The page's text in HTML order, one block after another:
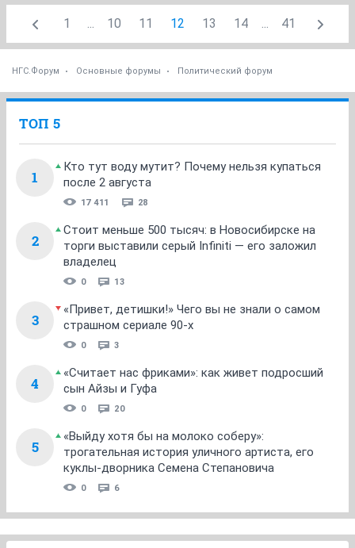
1 ... 10 11 12 13 14 ... 41
НГС.Форум Основные форумы Политический форум
ТОП 5
1
Кто тут воду мутит? Почему нельзя купаться
после 2 августа
17 411 28
2
Стоит меньше 500 тысяч: в Новосибирске на
торги выставили серый Infiniti — его заложил
владелец
0 13
3
«Привет, детишки!» Чего вы не знали о самом
страшном сериале 90-х
0 3
4
«Считает нас фриками»: как живет подросший
сын Айзы и Гуфа
0 20
5
«Выйду хотя бы на молоко соберу»:
трогательная история уличного артиста, его
куклы-дворника Семена Степановича
0 6